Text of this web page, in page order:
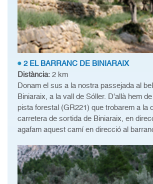
2 EL BARRANC DE BINIARAIX
Distància: 2 km
Donam el sus a la nostra passejada al
Biniaraix, a la vall de Sóller. D'allà hem
pista forestal (GR221) que trobarem a la
carretera de sortida de Biniaraix, en
agafam aquest camí en direcció al